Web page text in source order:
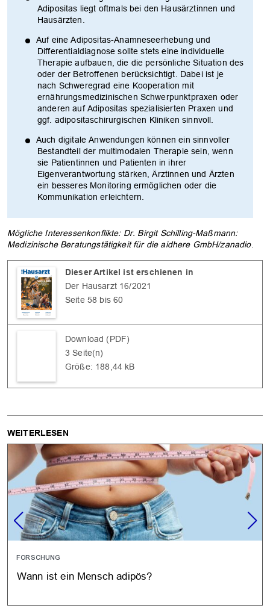
Adipositas liegt oftmals bei den Hausärztinnen und
Hausärzten.
Auf eine Adipositas-Anamneseerhebung und
Differentialdiagnose sollte stets eine individuelle
Therapie aufbauen, die die persönliche Situation des
oder der Betroffenen berücksichtigt. Dabei ist je
nach Schweregrad eine Kooperation mit
ernährungsmedizinischen Schwerpunktpraxen oder
anderen auf Adipositas spezialisierten Praxen und
ggf. adipositaschirurgischen Kliniken sinnvoll.
Auch digitale Anwendungen können ein sinnvoller
Bestandteil der multimodalen Therapie sein, wenn
sie Patientinnen und Patienten in ihrer
Eigenverantwortung stärken, Ärztinnen und Ärzten
ein besseres Monitoring ermöglichen oder die
Kommunikation erleichtern.
Mögliche Interessenkonflikte: Dr. Birgit Schilling-Maßmann:
Medizinische Beratungstätigkeit für die aidhere GmbH/zanadio.
Dieser Artikel ist erschienen in
Der Hausarzt 16/2021
Seite 58 bis 60
Download (PDF)
3 Seite(n)
Größe: 188,44 kB
WEITERLESEN
FORSCHUNG
Wann ist ein Mensch adipös?